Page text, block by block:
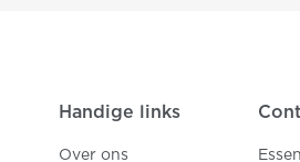
Handige links
Over ons